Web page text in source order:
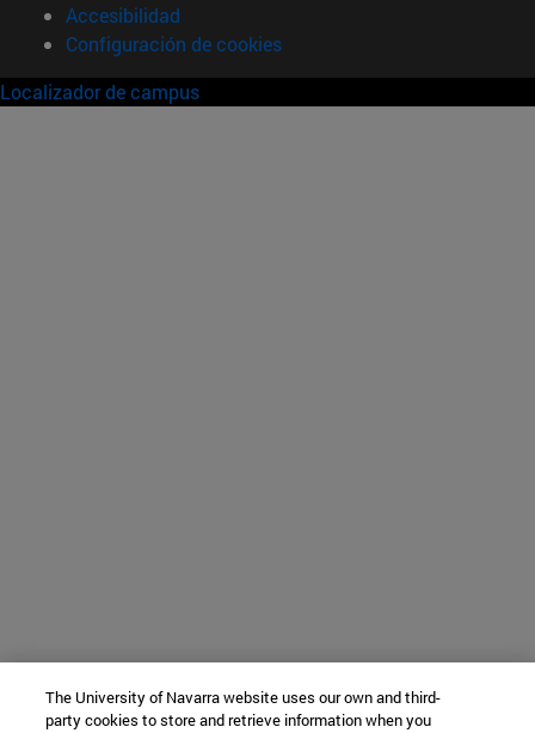
Accesibilidad
Configuración de cookies
Localizador de campus
The University of Navarra website uses our own and third-
party cookies to store and retrieve information when you